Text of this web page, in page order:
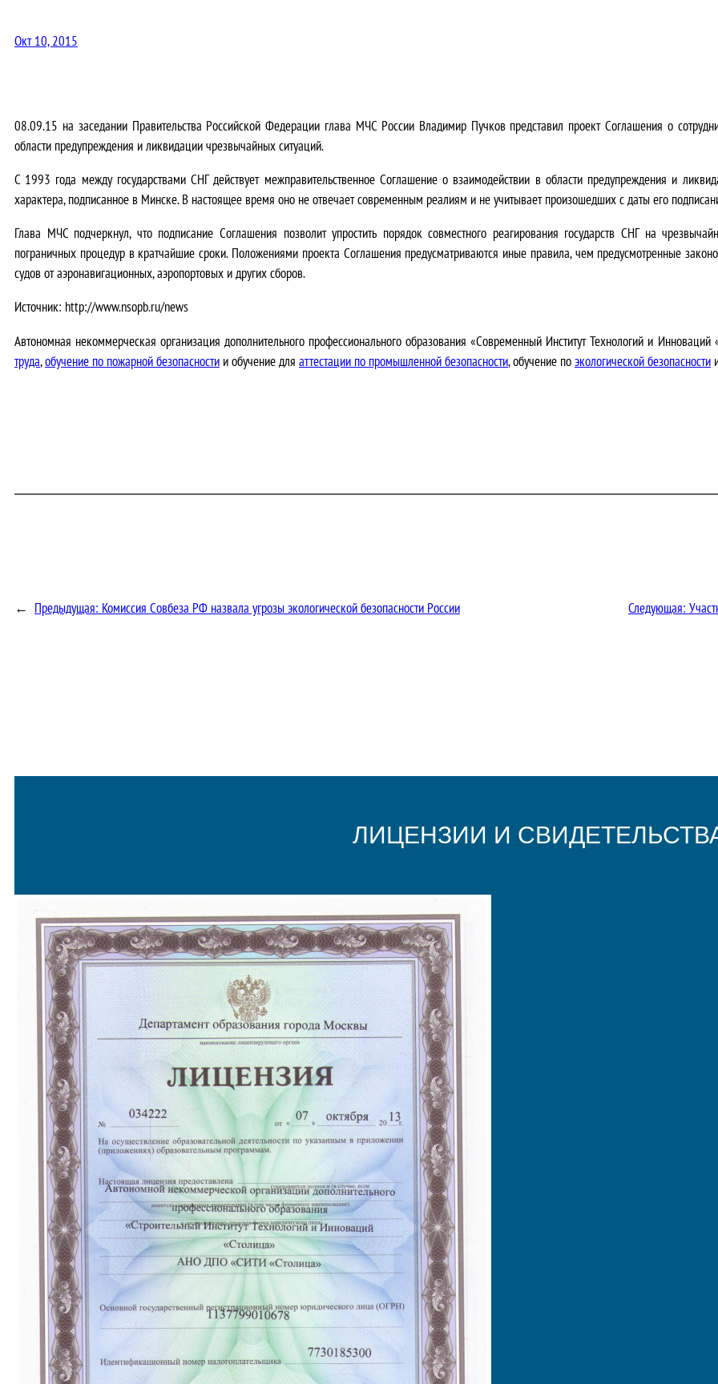
Окт 10, 2015
08.09.15 на заседании Правительства Российской Федерации глава МЧС России Владимир Пучков представил проект Соглашения о
области предупреждения и ликвидации чрезвычайных ситуаций.
С 1993 года между государствами СНГ действует межправительственное Соглашение о взаимодействии в области предупреждения и
характера, подписанное в Минске. В настоящее время оно не отвечает современным реалиям и не учитывает произошедших с даты его
Глава МЧС подчеркнул, что подписание Соглашения позволит упростить порядок совместного реагирования государств СНГ на
пограничных процедур в кратчайшие сроки. Положениями проекта Соглашения предусматриваются иные правила, чем предусмотренные
судов от аэронавигационных, аэропортовых и других сборов.
Источник: http://www.nsopb.ru/news
Автономная некоммерческая организация дополнительного профессионального образования «Современный Институт Технологий и
труда,обучение по пожарной безопасности и обучение для аттестации по промышленной безопасности, обучение поэкологической безопасности
← Предыдущая: Комиссия Совбеза РФ назвала угрозы экологической безопасности России Следующая:
ЛИЦЕНЗИИ И